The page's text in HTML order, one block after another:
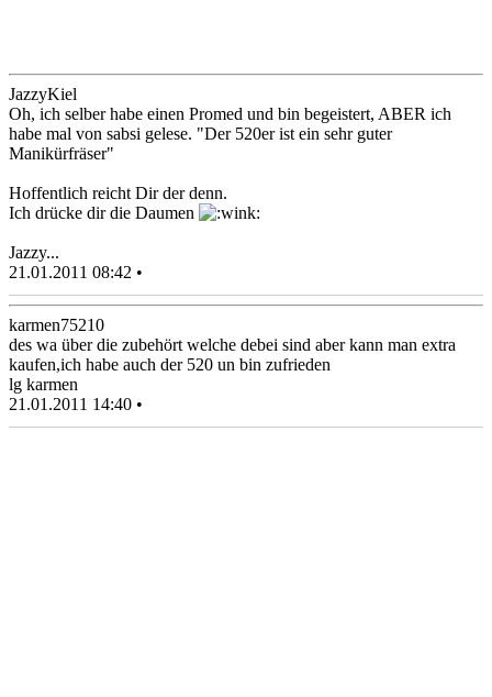
JazzyKiel
Oh, ich selber habe einen Promed und bin begeistert, ABER ich
habe mal von sabsi gelese. "Der 520er ist ein sehr guter
Manikürfräser"
Hoffentlich reicht Dir der denn.
Ich drücke dir die Daumen
Jazzy...
21.01.2011 08:42 •
karmen75210
des wa über die zubehört welche debei sind aber kann man extra
kaufen,ich habe auch der 520 un bin zufrieden
lg karmen
21.01.2011 14:40 •